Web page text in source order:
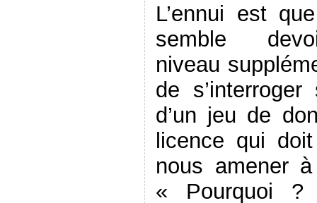
L’ennui est
semble
niveau
de
d’un jeu de
licence qui
nous amener
« Pourquoi ?